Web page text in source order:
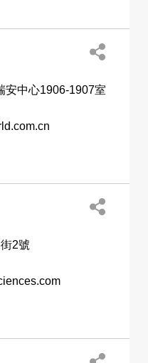
安中心1906-1907室
2號